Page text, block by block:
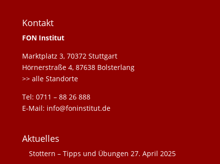
Kontakt
FON Institut
Marktplatz 3, 70372 Stuttgart
Hörnerstraße 4, 87638 Bolsterlang
>> alle Standorte
Tel: 0711 – 88 26 888
E-Mail: info@foninstitut.de
Aktuelles
Stottern – Tipps und Übungen 27. April 2025